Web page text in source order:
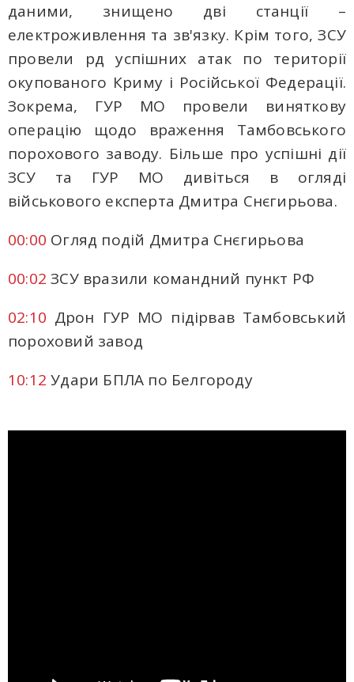
даними, знищено дві станції –
електроживлення та зв'язку. Крім того, ЗСУ
провели рд успішних атак по території
окупованого Криму і Російської Федерації.
Зокрема, ГУР МО провели виняткову
операцію щодо враження Тамбовського
порохового заводу. Більше про успішні дії
ЗСУ та ГУР МО дивіться в огляді
військового експерта Дмитра Снєгирьова.
00:00 Огляд подій Дмитра Снєгирьова
00:02 ЗСУ вразили командний пункт РФ
02:10 Дрон ГУР МО підірвав Тамбовський
пороховий завод
10:12 Удари БПЛА по Белгороду